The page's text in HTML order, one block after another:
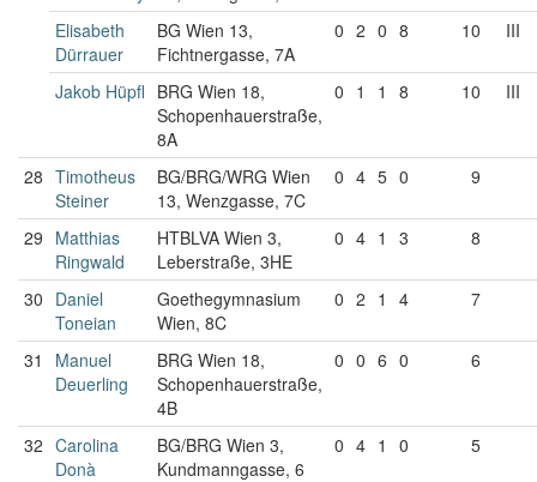
Elisabeth
Dürrauer
BG Wien 13,
Fichtnergasse, 7A
0 2 0 8 10 III
Jakob Hüpfl BRG Wien 18,
Schopenhauerstraße,
8A
0 1 1 8 10 III
28 Timotheus
Steiner
BG/BRG/WRG Wien
13, Wenzgasse, 7C
0 4 5 0 9
29 Matthias
Ringwald
HTBLVA Wien 3,
Leberstraße, 3HE
0 4 1 3 8
30 Daniel
Toneian
Goethegymnasium
Wien, 8C
0 2 1 4 7
31
Manuel
Deuerling
BRG Wien 18,
Schopenhauerstraße,
4B
0 0 6 0 6
32 Carolina
Donà
BG/BRG Wien 3,
Kundmanngasse, 6
0 4 1 0 5